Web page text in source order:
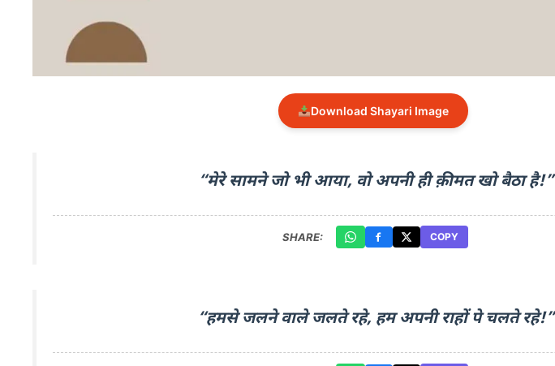
Download Shayari Image
“मेरे सामने जो भी आया, वो अपनी ही क़ीमत खो बैठा है!”
SHARE: COPY
“हमसे जलने वाले जलते रहे, हम अपनी राहों पे चलते रहे!”